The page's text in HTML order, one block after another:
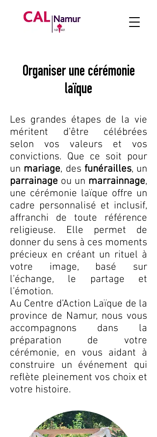
Organiser une cérémonie
laïque
Les grandes étapes de la vie
méritent d’être célébrées
selon vos valeurs et vos
convictions. Que ce soit pour
un mariage, des funérailles, un
parrainage ou un marrainnage,
une cérémonie laïque offre un
cadre personnalisé et inclusif,
affranchi de toute référence
religieuse. Elle permet de
donner du sens à ces moments
précieux en créant un rituel à
votre image, basé sur
l’échange, le partage et
l’émotion.
Au Centre d’Action Laïque de la
province de Namur, nous vous
accompagnons dans la
préparation de votre
cérémonie, en vous aidant à
construire un événement qui
reflète pleinement vos choix et
votre histoire.